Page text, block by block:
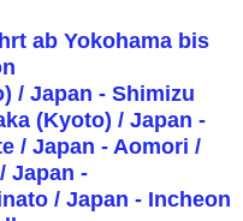
ab Yokohama bis
/ Japan - Shimizu
(Kyoto) / Japan -
/ Japan - Aomori /
Japan -
/ Japan - Incheon